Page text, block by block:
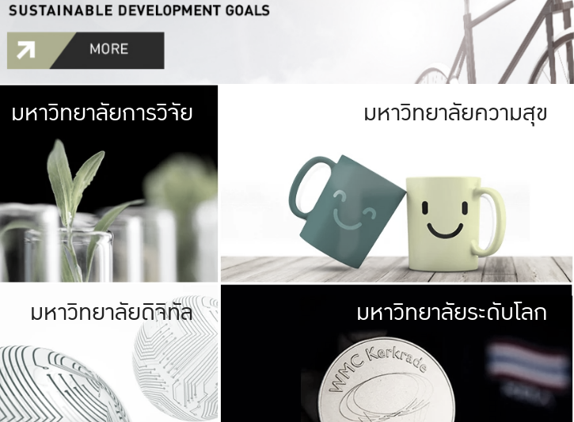
มหาวิทยาลัย
เกษตรศาสตร์ มีพื้นที่เขียวสดใส หนาแน่น
เป็นป่าในเมือง (URBAN FOREST)
เกษตรในเมือง (URBAN AGRICULTURE)
ที่นับรวมกันได้ประมาณ 1,400 ไร่
มหาวิทยาลัยการวิจัย มหาวิทยาลัย
ให้กับประชาชน
มหาวิทยาลัยความสุข
มหาวิทยาลัยรับผิดชอบต่อสังคม
ร่วมมือกับชุมชน เพื่อความกินดีอยู่ดี
และความสุขอย่างยั่งยืน
มองปัญหาในภาพกว้าง
แก้ไขจากปัญหาจุดเล็กๆ
มหาวิทยาลัยดิจิทัล มหาวิทยา
พร้อมที่จ
และผลักดันในการใช้ระบบส
เพื่อการทำงานแ
มหาวิทยาลัยระดับโลก